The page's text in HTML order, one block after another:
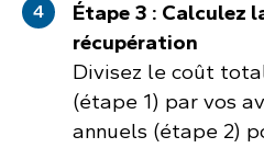
Étape 3 : Calculez
récupération
Divisez le coût
(étape 1) par vos
annuels (étape 2)